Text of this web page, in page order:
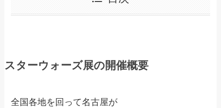
スターウォーズ展の開催概要
全国各地を回って名古屋が